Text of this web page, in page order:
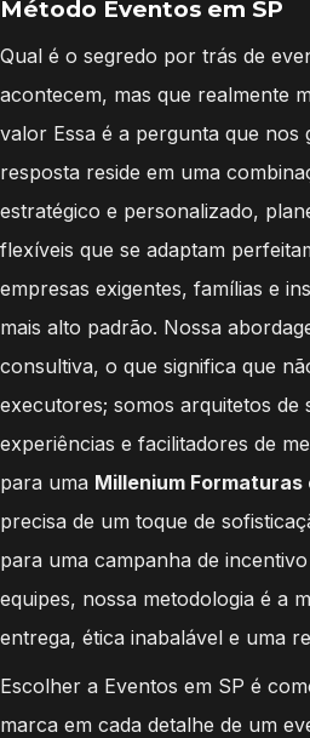
Método Eventos em SP
Qual é o segredo por trás de
acontecem, mas que realmente
valor Essa é a pergunta que nos
resposta reside em uma
estratégico e personalizado,
flexíveis que se adaptam
empresas exigentes, famílias e
mais alto padrão. Nossa
consultiva, o que significa que
executores; somos arquitetos de
experiências e facilitadores de
para uma Millenium Formaturas
precisa de um toque de
para uma campanha de
equipes, nossa metodologia é a
entrega, ética inabalável e uma
Escolher a Eventos em SP é
marca em cada detalhe de um